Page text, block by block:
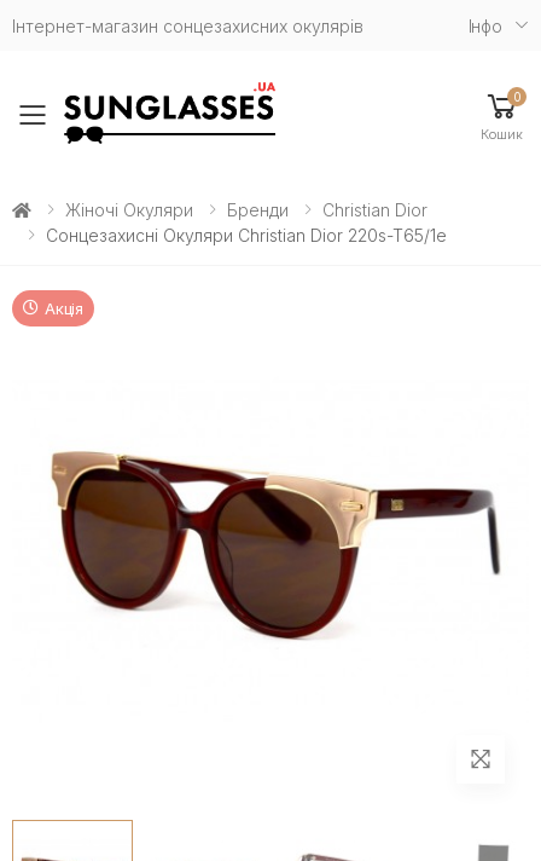
Інтернет-магазин сонцезахисних окулярів Iнфо
Toggle mobile menu
0
Кошик
Жіночі Окуляри Бренди
Christian Dior
Сонцезахисні Окуляри Christian Dior 220s-T65/1e
Акція